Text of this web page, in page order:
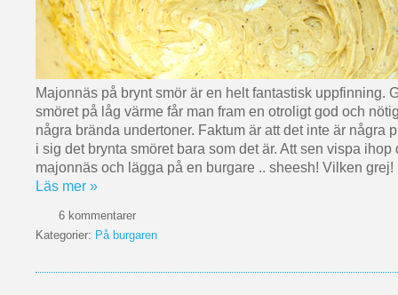
Majonnäs på brynt smör är en helt fantastisk uppfinning.
smöret på låg värme får man fram en otroligt god och
några brända undertoner. Faktum är att det inte är några
i sig det brynta smöret bara som det är. Att sen vispa ihop
majonnäs och lägga på en burgare .. sheesh! Vilken grej!
Läs mer »
6 kommentarer
Kategorier: På burgaren